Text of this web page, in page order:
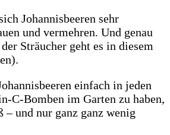
Johannisbeeren sehr
und vermehren. Und genau
Sträucher geht es in diesem
einfach in jeden
C-Bomben im Garten zu haben,
– und nur ganz ganz wenig